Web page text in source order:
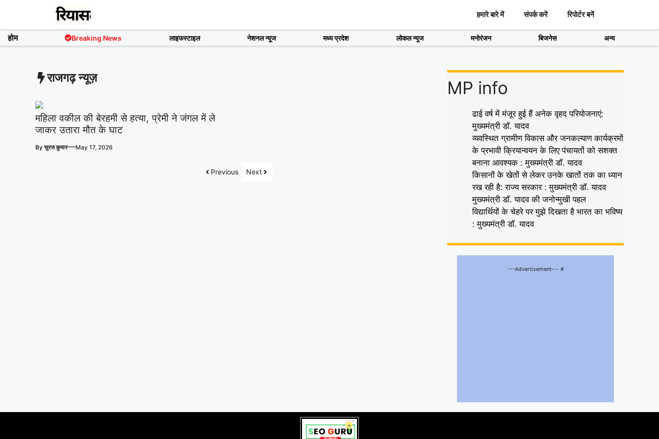
content
हमारे बारे में संपर्क करें रिपोर्टर बनें
होम Breaking News लाइफस्टाइल नेशनल न्यूज मध्य प्रदेश लोकल न्यूज मनोरंजन बिजनेस अन्य
राजगढ़ न्यूज़
महिला वकील की बेरहमी से हत्या, प्रेमी ने जंगल में ले
जाकर उतारा मौत के घाट
Byसूरज कुमार—May 17, 2026
Previous Next
MP info
ढाई वर्ष में मंजूर हुई हैं अनेक वृहद परियोजनाएं:
मुख्यमंत्री डॉ. यादव
व्यवस्थित ग्रामीण विकास और जनकल्याण कार्यक्रमों
के प्रभावी क्रियान्वयन के लिए पंचायतों को सशक्त
बनाना आवश्यक : मुख्यमंत्री डॉ. यादव
किसानों के खेतों से लेकर उनके खातों तक का ध्यान
रख रही है: राज्य सरकार : मुख्यमंत्री डॉ. यादव
मुख्यमंत्री डॉ. यादव की जनोन्मुखी पहल
विद्यार्थियों के चेहरे पर मुझे दिखता है भारत का भविष्य
: मुख्यमंत्री डॉ. यादव
---Advertisement--- #